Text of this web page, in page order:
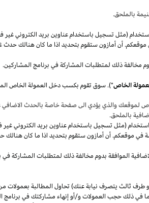
بالملحق.
(مثل تسجيل باستخدام عناوين بريد الكتروني غير
أن أمازون ستقوم بتحديد اذا ما كان هنالك حدث
مخالفة ذلك لمتطلبات المشاركة في برنامج المشاركين.
الخاص
لموقعك والذي يؤدي الى صفحة خاصة بالحدث الاضافي
بالملحق.
(مثل تسجيل باستخدام عناوين بريد الكتروني غير
في موقعكم. أن أمازون ستقوم بتحديد اذا ما كان هنالك
الموافقة بدوم مخالفة ذلك لمتطلبات المشاركة في
طرف ثالث يتصرف نيابة عنك) تحاول المطالبة بعمولات
في ذلك حجب العمولات و/أو إنهاء مشاركتك في برنامج